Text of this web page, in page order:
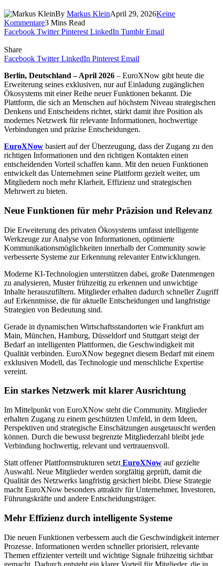
By Markus KleinApril 29, 2026Keine
Kommentare3 Mins Read
Facebook Twitter Pinterest LinkedIn Tumblr Email
Share
Facebook Twitter LinkedIn Pinterest Email
Berlin, Deutschland – April 2026 – EuroXNow gibt heute die
Erweiterung seines exklusiven, nur auf Einladung zugänglichen
Ökosystems mit einer Reihe neuer Funktionen bekannt. Die
Plattform, die sich an Menschen auf höchstem Niveau strategischen
Denkens und Entscheidens richtet, stärkt damit ihre Position als
modernes Netzwerk für relevante Informationen, hochwertige
Verbindungen und präzise Entscheidungen.
EuroXNow basiert auf der Überzeugung, dass der Zugang zu den
richtigen Informationen und den richtigen Kontakten einen
entscheidenden Vorteil schaffen kann. Mit den neuen Funktionen
entwickelt das Unternehmen seine Plattform gezielt weiter, um
Mitgliedern noch mehr Klarheit, Effizienz und strategischen
Mehrwert zu bieten.
Neue Funktionen für mehr Präzision und Relevanz
Die Erweiterung des privaten Ökosystems umfasst intelligente
Werkzeuge zur Analyse von Informationen, optimierte
Kommunikationsmöglichkeiten innerhalb der Community sowie
verbesserte Systeme zur Erkennung relevanter Entwicklungen.
Moderne KI-Technologien unterstützen dabei, große Datenmengen
zu analysieren, Muster frühzeitig zu erkennen und unwichtige
Inhalte herauszufiltern. Mitglieder erhalten dadurch schneller Zugriff
auf Erkenntnisse, die für aktuelle Entscheidungen und langfristige
Strategien von Bedeutung sind.
Gerade in dynamischen Wirtschaftsstandorten wie Frankfurt am
Main, München, Hamburg, Düsseldorf und Stuttgart steigt der
Bedarf an intelligenten Plattformen, die Geschwindigkeit mit
Qualität verbinden. EuroXNow begegnet diesem Bedarf mit einem
exklusiven Modell, das Technologie und menschliche Expertise
vereint.
Ein starkes Netzwerk mit klarer Ausrichtung
Im Mittelpunkt von EuroXNow steht die Community. Mitglieder
erhalten Zugang zu einem geschützten Umfeld, in dem Ideen,
Perspektiven und strategische Einschätzungen ausgetauscht werden
können. Durch die bewusst begrenzte Mitgliederzahl bleibt jede
Verbindung hochwertig, relevant und vertrauensvoll.
Statt offener Plattformstrukturen setzt EuroXNow auf gezielte
Auswahl. Neue Mitglieder werden sorgfältig geprüft, damit die
Qualität des Netzwerks langfristig gesichert bleibt. Diese Strategie
macht EuroXNow besonders attraktiv für Unternehmer, Investoren,
Führungskräfte und andere Entscheidungsträger.
Mehr Effizienz durch intelligente Systeme
Die neuen Funktionen verbessern auch die Geschwindigkeit interner
Prozesse. Informationen werden schneller priorisiert, relevante
Themen effizienter verteilt und wichtige Signale frühzeitig sichtbar
gemacht. Dadurch entsteht ein klarer Vorteil für Mitglieder, die in